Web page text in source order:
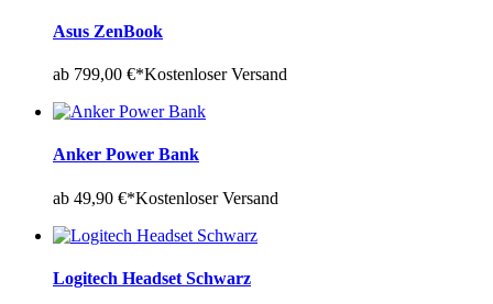
Asus ZenBook
ab 799,00 €*Kostenloser Versand
Anker Power Bank
ab 49,90 €*Kostenloser Versand
Logitech Headset Schwarz